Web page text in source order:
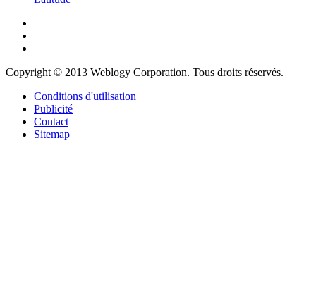
Copyright © 2013 Weblogy Corporation. Tous droits réservés.
Conditions d'utilisation
Publicité
Contact
Sitemap